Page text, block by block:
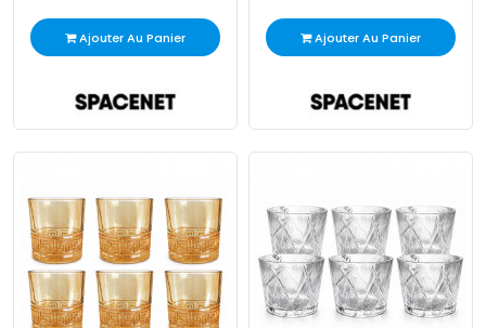
Ajouter Au Panier Ajouter Au Panier